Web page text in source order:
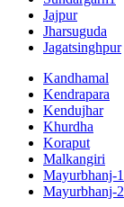
Jajpur
Jharsuguda
Jagatsinghpur
Kandhamal
Kendrapara
Kendujhar
Khurdha
Koraput
Malkangiri
Mayurbhanj-1
Mayurbhanj-2